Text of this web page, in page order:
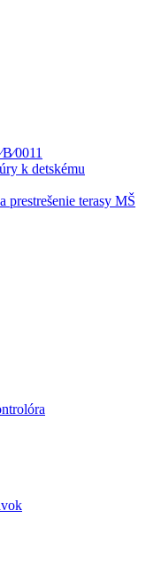
k detskému
prestrešenie terasy MŠ